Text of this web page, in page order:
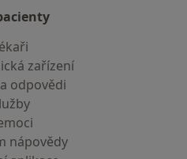
zařízení
odpovědi
nápovědy